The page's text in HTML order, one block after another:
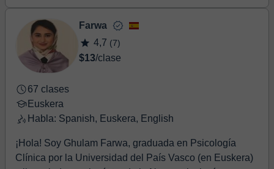
Farwa
4,7 (7)
$13/clase
67 clases
Euskera
Habla: Spanish, Euskera, English
¡Hola! Soy Ghulam Farwa, graduada en Psicología
Clínica por la Universidad del País Vasco (en Euskera)